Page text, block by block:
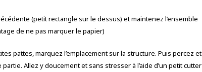
(petit rectangle sur le dessus) et maintenez l’ensemble
de ne pas marquer le papier)
pattes, marquez l’emplacement sur la structure. Puis percez et
Allez y doucement et sans stresser à l’aide d’un petit cutter